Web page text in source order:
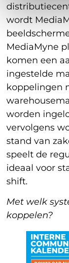
wordt
MediaMyne
komen een
ingestelde
koppelingen
worden
vervolgens
stand van
speelt de
ideaal voor
shift.
Met welk
koppelen?